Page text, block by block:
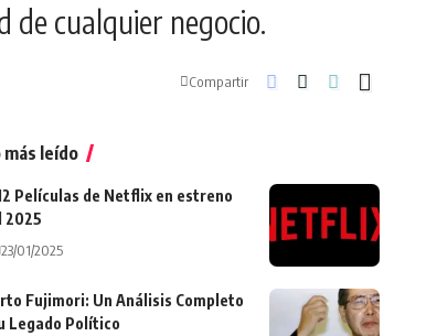
cualquier negocio.
Compartir
más leído
Películas de Netflix en estreno
2025
23/01/2025
Fujimori: Un Análisis Completo
Legado Político